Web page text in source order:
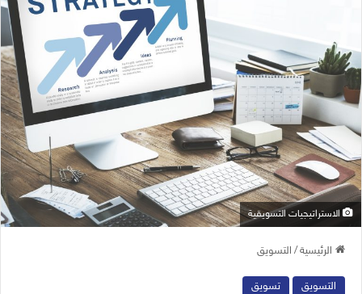
الاستراتيجيات التسويقية
الرئيسية/ التسويق
التسويق تسويق